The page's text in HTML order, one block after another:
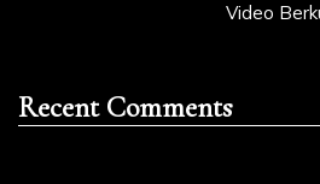
Video
Recent Comments